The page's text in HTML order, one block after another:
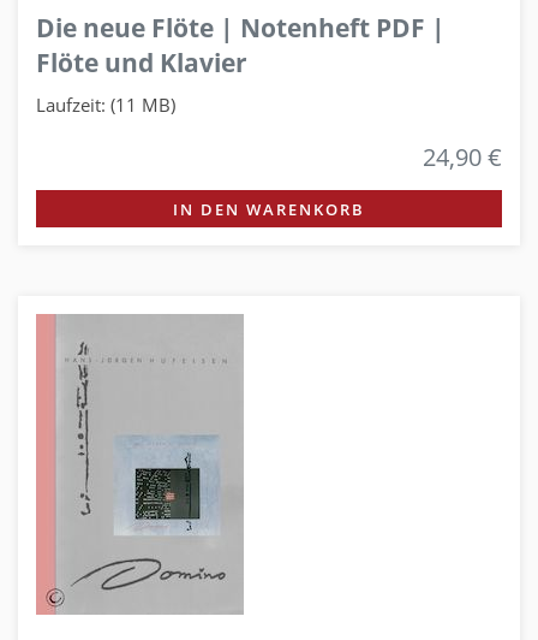
Die neue Flöte | Notenheft PDF |
Flöte und Klavier
Laufzeit: (11 MB)
24,90 €
IN DEN WARENKORB